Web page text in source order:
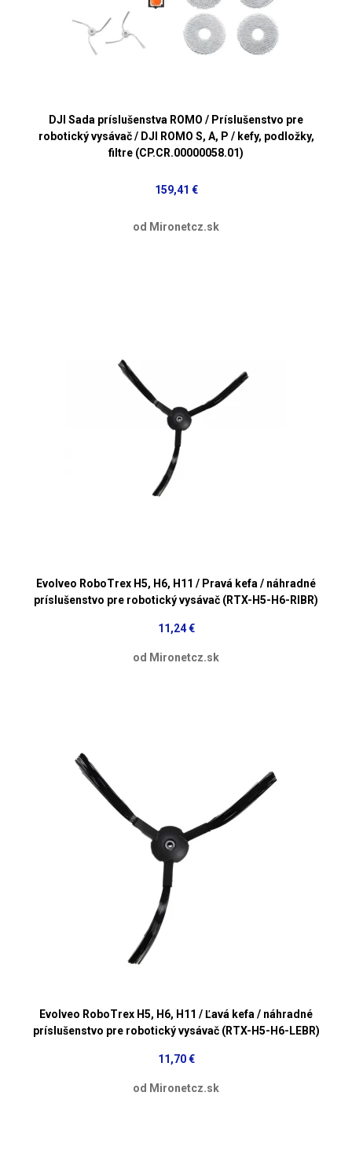
DJI Sada príslušenstva ROMO / Príslušenstvo pre
robotický vysávač / DJI ROMO S, A, P / kefy, podložky,
filtre (CP.CR.00000058.01)
159,41 €
od Mironetcz.sk
Evolveo RoboTrex H5, H6, H11 / Pravá kefa / náhradné
príslušenstvo pre robotický vysávač (RTX-H5-H6-RIBR)
11,24 €
od Mironetcz.sk
Evolveo RoboTrex H5, H6, H11 / Ľavá kefa / náhradné
príslušenstvo pre robotický vysávač (RTX-H5-H6-LEBR)
11,70 €
od Mironetcz.sk